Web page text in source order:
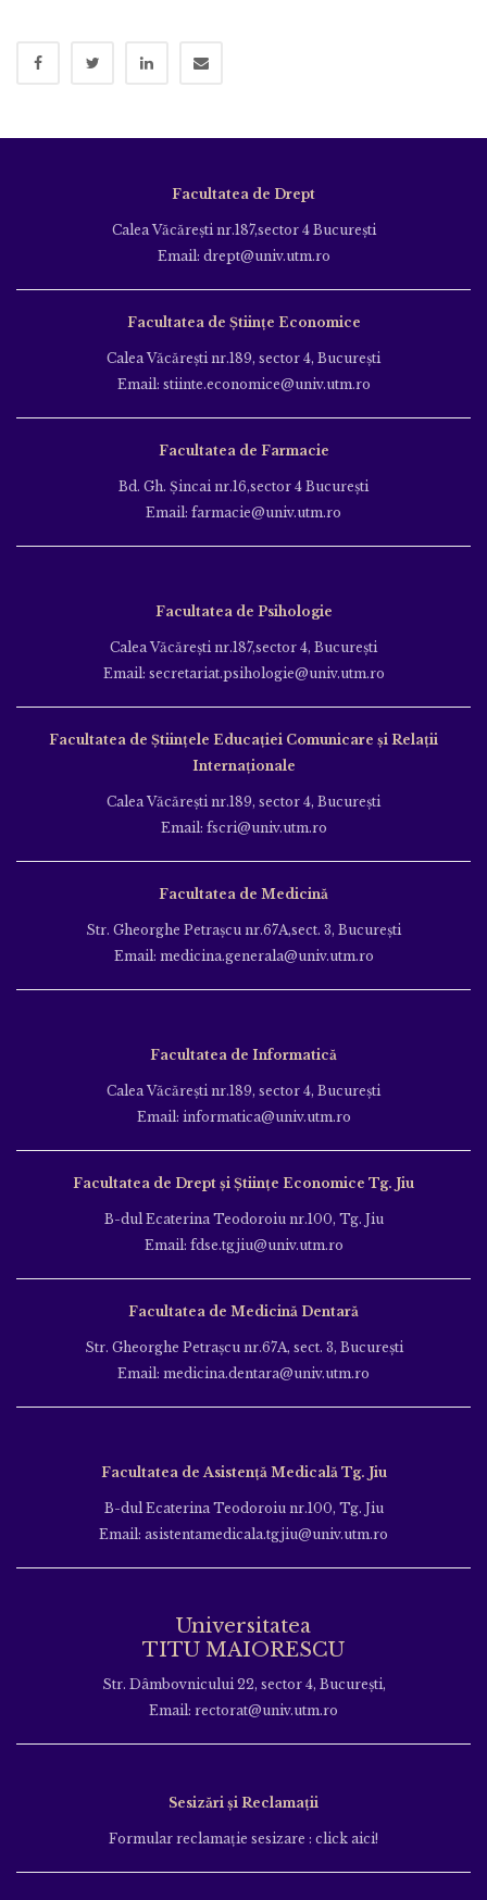
Facultatea de Drept
Calea Văcăreşti nr.187,sector 4 Bucureşti
Email: drept@univ.utm.ro
Facultatea de Științe Economice
Calea Văcăreşti nr.189, sector 4, Bucureşti
Email: stiinte.economice@univ.utm.ro
Facultatea de Farmacie
Bd. Gh. Şincai nr.16,sector 4 Bucureşti
Email: farmacie@univ.utm.ro
Facultatea de Psihologie
Calea Văcăreşti nr.187,sector 4, Bucureşti
Email: secretariat.psihologie@univ.utm.ro
Facultatea de Ştiinţele Educației Comunicare și Relații
Internaționale
Calea Văcăreşti nr.189, sector 4, Bucureşti
Email: fscri@univ.utm.ro
Facultatea de Medicină
Str. Gheorghe Petraşcu nr.67A,sect. 3, Bucureşti
Email: medicina.generala@univ.utm.ro
Facultatea de Informatică
Calea Văcăreşti nr.189, sector 4, Bucureşti
Email: informatica@univ.utm.ro
Facultatea de Drept și Științe Economice Tg. Jiu
B-dul Ecaterina Teodoroiu nr.100, Tg. Jiu
Email: fdse.tgjiu@univ.utm.ro
Facultatea de Medicină Dentară
Str. Gheorghe Petraşcu nr.67A, sect. 3, Bucureşti
Email: medicina.dentara@univ.utm.ro
Facultatea de Asistență Medicală Tg. Jiu
B-dul Ecaterina Teodoroiu nr.100, Tg. Jiu
Email: asistentamedicala.tgjiu@univ.utm.ro
Universitatea
TITU MAIORESCU
Str. Dâmbovnicului 22, sector 4, București,
Email: rectorat@univ.utm.ro
Sesizări și Reclamații
Formular reclamație sesizare : click aici!